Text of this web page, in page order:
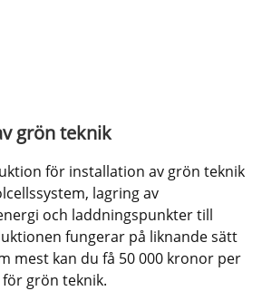
grön teknik
för installation av grön teknik
lagring av
och laddningspunkter till
fungerar på liknande sätt
mest kan du få 50 000 kronor per
grön teknik.